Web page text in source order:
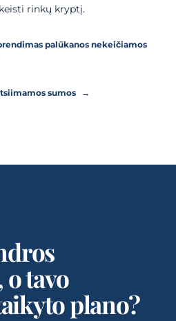
rinkų kryptį.
palūkanos nekeičiamos
sumos →
tavo
plano?